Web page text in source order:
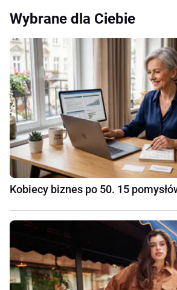
Wybrane dla Ciebie
Kobiecy biznes po 50. 15